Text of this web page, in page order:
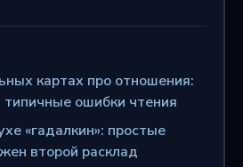
картах про отношения:
ошибки чтения
«гадалкин»: простые
второй расклад